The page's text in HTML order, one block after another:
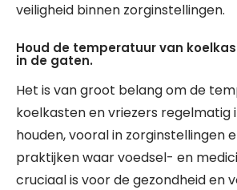
veiligheid binnen zorginstellingen.
Houd de temperatuur van
in de gaten.
Het is van groot belang om de
koelkasten en vriezers regelmatig
houden, vooral in zorginstellingen
praktijken waar voedsel- en
cruciaal is voor de gezondheid en